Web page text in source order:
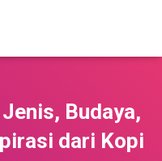
Budaya,
dari Kopi